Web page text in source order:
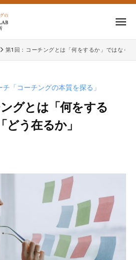
メ
ュ
ー
第1回：コーチングとは「何をするか」ではなく
チ「コーチングの本質を探る」
グとは「何をする
う在るか」
ー